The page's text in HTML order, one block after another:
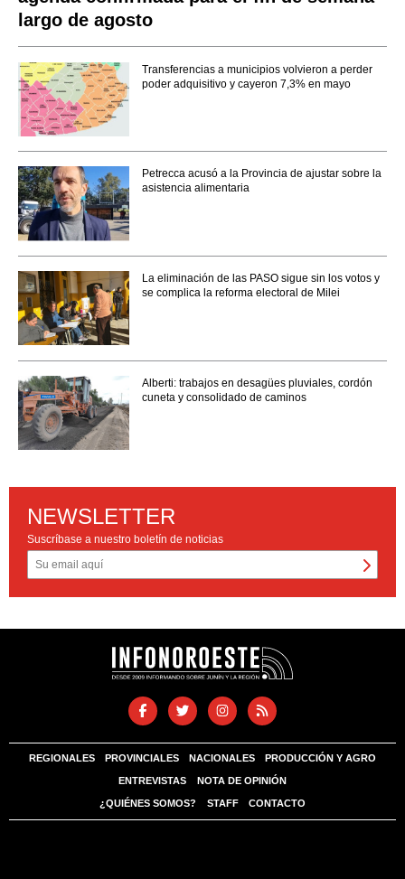
largo de agosto
Transferencias a municipios volvieron a perder
poder adquisitivo y cayeron 7,3% en mayo
Petrecca acusó a la Provincia de ajustar sobre la
asistencia alimentaria
La eliminación de las PASO sigue sin los votos y
se complica la reforma electoral de Milei
Alberti: trabajos en desagües pluviales, cordón
cuneta y consolidado de caminos
NEWSLETTER
Suscríbase a nuestro boletín de noticias
REGIONALES PROVINCIALES NACIONALES PRODUCCIÓN Y AGRO
ENTREVISTAS NOTA DE OPINIÓN
¿QUIÉNES SOMOS? STAFF CONTACTO